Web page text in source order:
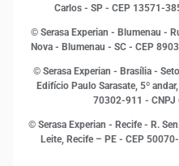
Open Finance
Proteção de Dados
Sustentabilidade Corporativa
Carlos - SP - CEP 13571-
© Serasa Experian - Blumenau -
Nova - Blumenau - SC - CEP
© Serasa Experian - Brasília -
Edifício Paulo Sarasate, 5º
70302-911 -
© Serasa Experian - Recife - R.
Leite, Recife – PE - CEP